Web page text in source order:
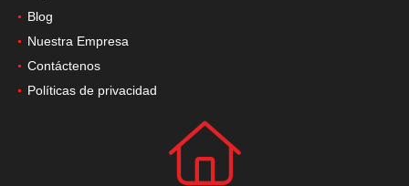
Blog
Nuestra Empresa
Contáctenos
Políticas de privacidad